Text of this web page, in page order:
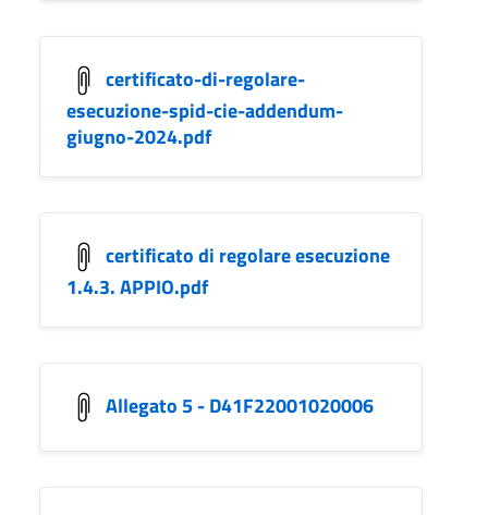
certificato-di-regolare-
esecuzione-spid-cie-addendum-
giugno-2024.pdf
certificato di regolare esecuzione
1.4.3. APPIO.pdf
Allegato 5 - D41F22001020006